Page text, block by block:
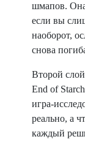
шмапов. Она
если вы
наоборот,
снова
Второй
End of
игра-
реально, а
каждый